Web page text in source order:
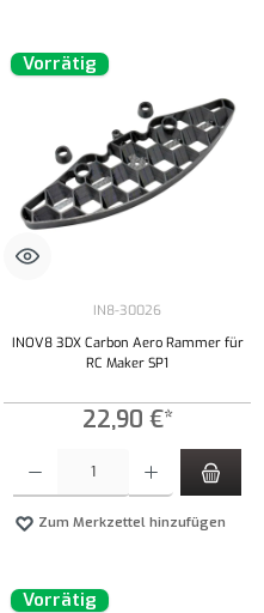
Vorrätig
IN8-30026
INOV8 3DX Carbon Aero Rammer für
RC Maker SP1
22,90 €*
Zum Merkzettel hinzufügen
Vorrätig